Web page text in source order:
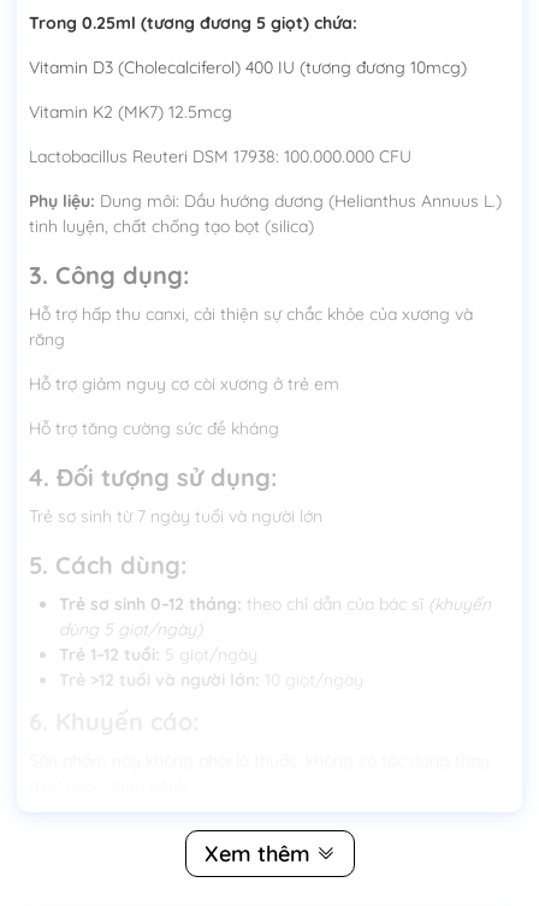
Trong 0.25ml (tương đương 5 giọt) chứa:
Vitamin D3 (Cholecalciferol) 400 IU (tương đương 10mcg)
Vitamin K2 (MK7) 12.5mcg
Lactobacillus Reuteri DSM 17938: 100.000.000 CFU
Phụ liệu: Dung môi: Dầu hướng dương (Helianthus Annuus L.)
tinh luyện, chất chống tạo bọt (silica)
3. Công dụng:
Hỗ trợ hấp thu canxi, cải thiện sự chắc khỏe của xương và
răng
Hỗ trợ giảm nguy cơ còi xương ở trẻ em
Hỗ trợ tăng cường sức đề kháng
4. Đối tượng sử dụng:
Trẻ sơ sinh từ 7 ngày tuổi và người lớn
5. Cách dùng:
Trẻ sơ sinh 0–12 tháng: theo chỉ dẫn của bác sĩ (khuyến
dùng 5 giọt/ngày)
Trẻ 1–12 tuổi: 5 giọt/ngày
Trẻ >12 tuổi và người lớn:
10 giọt/ngày
Không sử dụng cho người mẫn cảm, dị ứng với bất kỳ thành
phần nào của sản phẩmXem thêm